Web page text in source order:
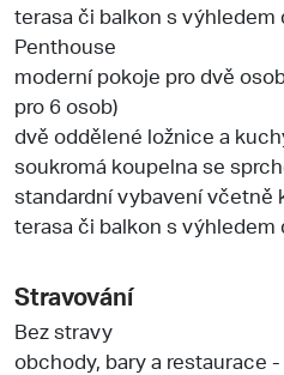
terasa či balkon s výhledem
Penthouse
moderní pokoje pro dvě
pro 6 osob)
dvě oddělené ložnice a
soukromá koupelna se
standardní vybavení včetně
terasa či balkon s výhledem
Stravování
Bez stravy
obchody, bary a restaurace